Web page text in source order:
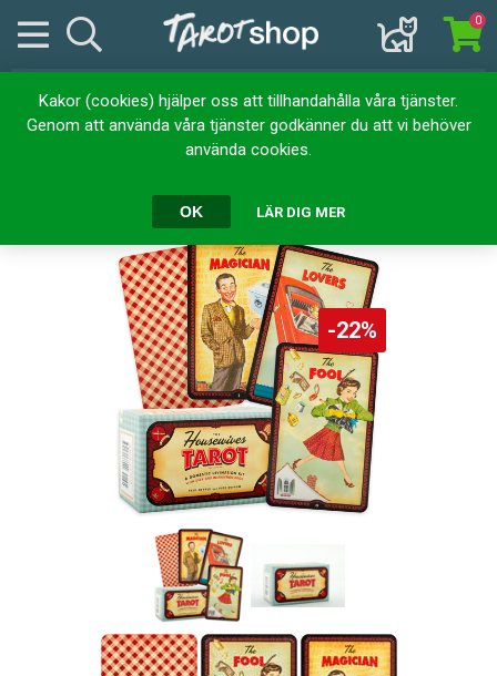
Kakor (cookies) hjälper oss att tillhandahålla våra tjänster.
Genom att använda våra tjänster godkänner du att vi behöver
använda cookies.
OK LÄR DIG MER
0
Kortlekar The Housewives Tarot
The Housewives Tarot
-22%